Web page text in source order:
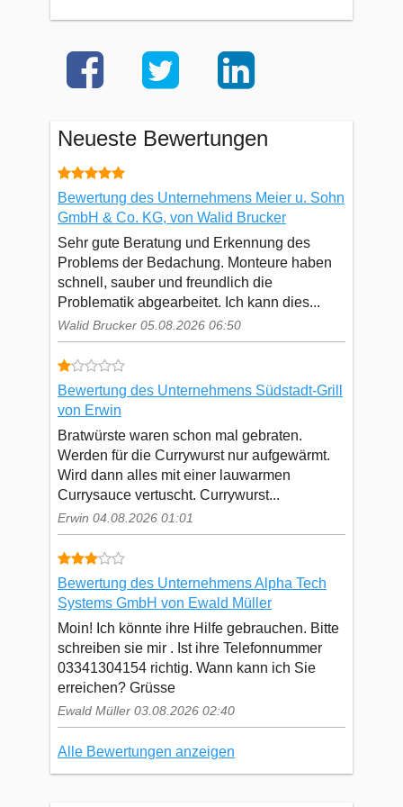
Neueste Bewertungen
Bewertung des Unternehmens Meier u. Sohn
GmbH & Co. KG, von Walid Brucker
Sehr gute Beratung und Erkennung des
Problems der Bedachung. Monteure haben
schnell, sauber und freundlich die
Problematik abgearbeitet. Ich kann dies...
Walid Brucker 05.08.2026 06:50
Bewertung des Unternehmens Südstadt-Grill
von Erwin
Bratwürste waren schon mal gebraten.
Werden für die Currywurst nur aufgewärmt.
Wird dann alles mit einer lauwarmen
Currysauce vertuscht. Currywurst...
Erwin 04.08.2026 01:01
Bewertung des Unternehmens Alpha Tech
Systems GmbH von Ewald Müller
Moin! Ich könnte ihre Hilfe gebrauchen. Bitte
schreiben sie mir . Ist ihre Telefonnummer
03341304154 richtig. Wann kann ich Sie
erreichen? Grüsse
Ewald Müller 03.08.2026 02:40
Alle Bewertungen anzeigen